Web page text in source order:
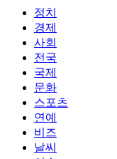
정치
경제
사회
전국
국제
문화
스포츠
연예
비즈
날씨